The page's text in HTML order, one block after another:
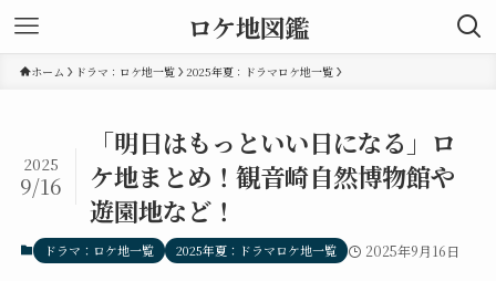
ロケ地図鑑
ホーム ドラマ：ロケ地一覧 2025年夏：ドラマロケ地一覧
「明日はもっといい日になる」ロ
ケ地まとめ！観音崎自然博物館や
遊園地など！
2025
9/16
ドラマ：ロケ地一覧 2025年夏：ドラマロケ地一覧 2025年9月16日